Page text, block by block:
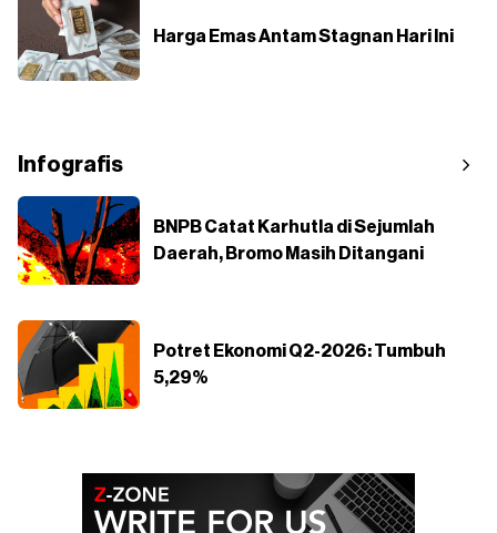
Harga Emas Antam Stagnan Hari Ini
Infografis
BNPB Catat Karhutla di Sejumlah
Daerah, Bromo Masih Ditangani
Potret Ekonomi Q2-2026: Tumbuh
5,29%